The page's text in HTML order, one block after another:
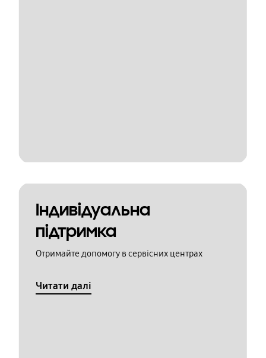
Індивідуальна
підтримка
Отримайте допомогу в сервісних центрах
Читати далі